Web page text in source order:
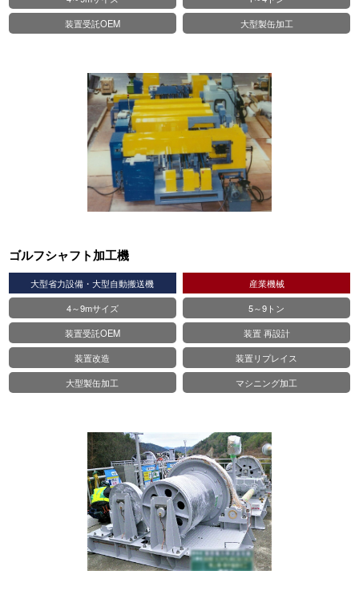
装置受託OEM
大型製缶加工
ゴルフシャフト加工機
大型省力設備・大型自動搬送機
産業機械
4～9mサイズ
5～9トン
装置受託OEM
装置 再設計
装置改造
装置リプレイス
大型製缶加工
マシニング加工